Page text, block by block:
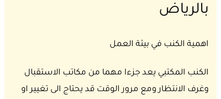
بالرياض
اهمية الكنب في بيئة العمل
الكنب المكتبي يعد جزءا مهما من مكاتب الاستقبال
وغرف الانتظار ومع مرور الوقت قد يحتاج الى تغيير او